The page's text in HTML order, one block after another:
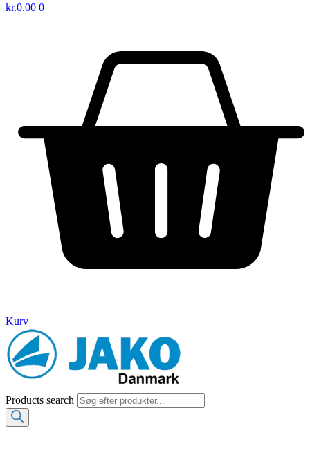
kr.0.00 0
Kurv
Products search